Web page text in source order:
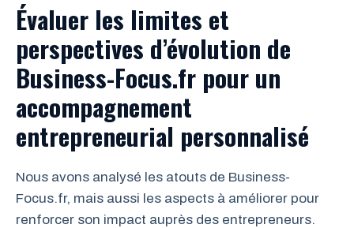
Évaluer les limites et
perspectives d’évolution de
Business-Focus.fr pour un
accompagnement
entrepreneurial personnalisé
Nous avons analysé les atouts de Business-
Focus.fr, mais aussi les aspects à améliorer pour
renforcer son impact auprès des entrepreneurs.